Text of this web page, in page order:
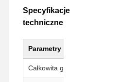
Specyfikacje
techniczne
Parametry
Całkowita grubość